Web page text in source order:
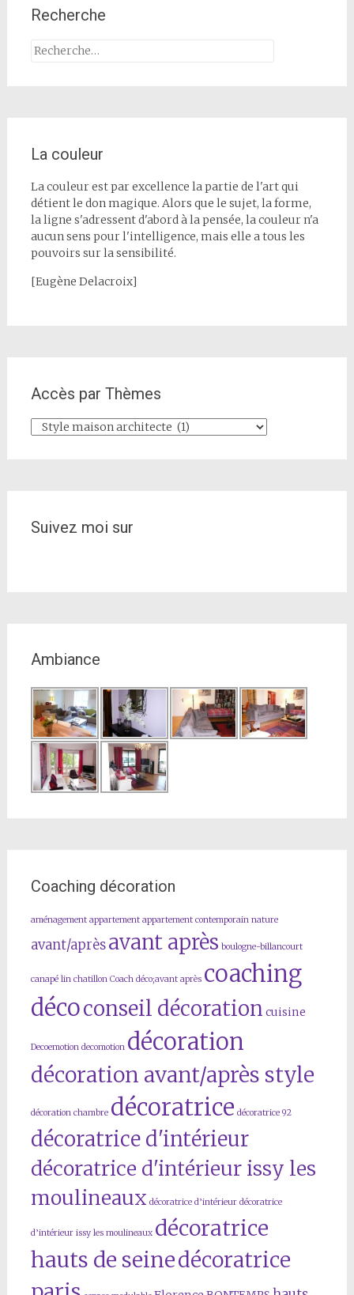
Recherche
Rechercher :
La couleur
La couleur est par excellence la partie de l'art qui
détient le don magique. Alors que le sujet, la forme,
la ligne s'adressent d'abord à la pensée, la couleur n'a
aucun sens pour l'intelligence, mais elle a tous les
pouvoirs sur la sensibilité.
[Eugène Delacroix]
Accès par Thèmes
Accès
Suivez moi sur
Ambiance
Coaching décoration
aménagement appartement appartement contemporain nature
avant/aprèsavant après boulogne-billancourt
canapé lin chatillon Coach déco;avant après coaching
décoconseil décoration cuisine
Decoemotion decomotion décoration
décoration avant/après style
décoration chambre décoratrice décoratrice 92
décoratrice d'intérieur
décoratrice d'intérieur issy les
moulineaux décoratrice d’intérieur décoratrice
d’intérieur issy les moulineaux décoratrice
hauts de seinedécoratrice